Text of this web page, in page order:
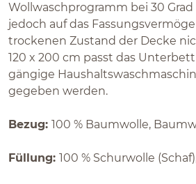
Wollwaschprogramm bei 30
jedoch auf das
trockenen Zustand der Decke
120 x 200 cm passt das
gängige
gegeben werden.
Bezug: 100 % Baumwolle,
Füllung: 100 % Schurwolle